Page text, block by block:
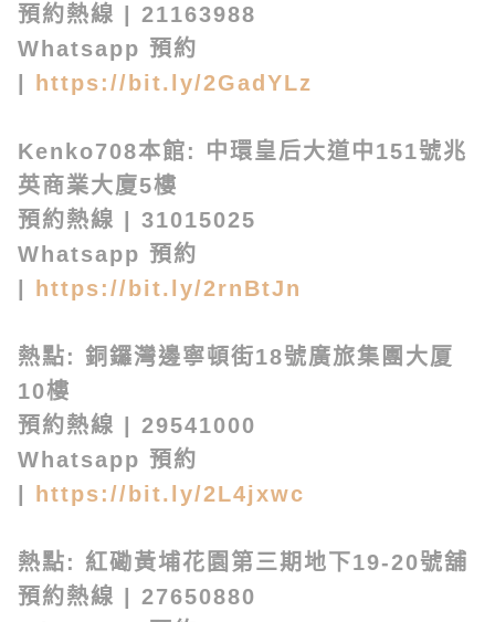
預約熱線 | 21163988
Whatsapp 預約
| https://bit.ly/2GadYLz
Kenko708本館: 中環皇后大道中151號兆
英商業大廈5樓
預約熱線 | 31015025
Whatsapp 預約
| https://bit.ly/2rnBtJn
熱點: 銅鑼灣邊寧頓街18號廣旅集團大厦
10樓
預約熱線 | 29541000
Whatsapp 預約
| https://bit.ly/2L4jxwc
熱點: 紅磡黃埔花園第三期地下19-20號舖
預約熱線 | 27650880